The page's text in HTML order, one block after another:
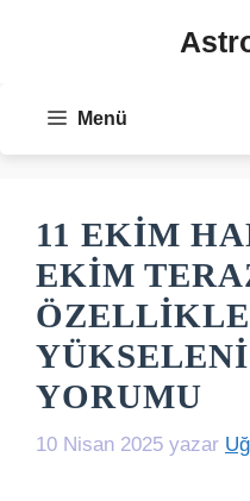
Menü
11 EKIM
EKIM
YORUMU
10 Nisan 2025 yazar